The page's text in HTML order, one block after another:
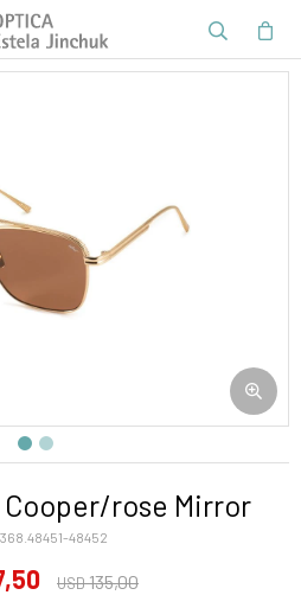
rose Mirror
48452
USD135,00